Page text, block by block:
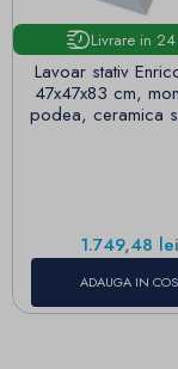
Livrare in
Lavoar stativ
47x47x83 cm,
podea, ceramica
Pret
1.749,48 lei
ADAUGA IN COS